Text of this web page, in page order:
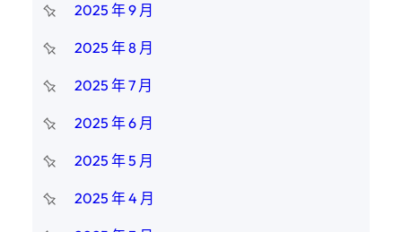
2025 年 9 月
2025 年 8 月
2025 年 7 月
2025 年 6 月
2025 年 5 月
2025 年 4 月